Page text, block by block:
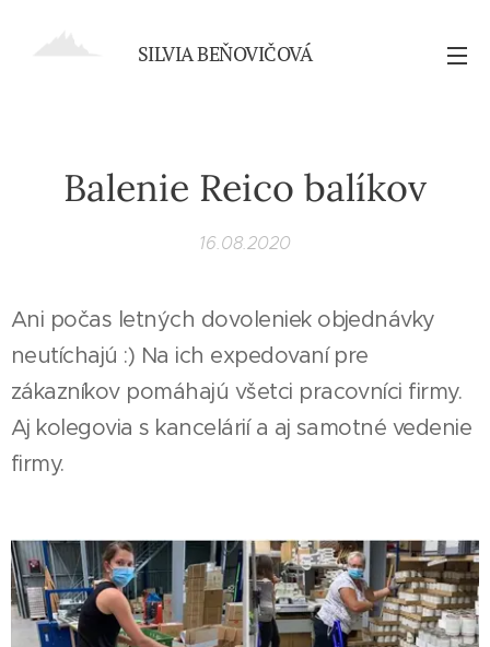
SILVIA BEŇOVIČOVÁ
Balenie Reico balíkov
16.08.2020
Ani počas letných dovoleniek objednávky
neutíchajú :) Na ich expedovaní pre
zákazníkov pomáhajú všetci pracovníci firmy.
Aj kolegovia s kancelárií a aj samotné vedenie
firmy.